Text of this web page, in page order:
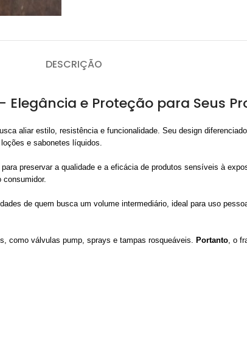
DESCRIÇÃO
Elegância e Proteção para Seus
aliar estilo, resistência e funcionalidade. Seu design
e sabonetes líquidos.
preservar a qualidade e a eficácia de produtos sensíveis à
consumidor.
de quem busca um volume intermediário, ideal para uso
como válvulas pump, sprays e tampas rosqueáveis. Portanto , o